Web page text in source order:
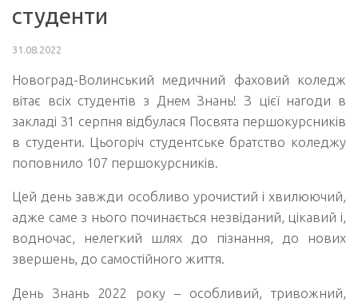
студенти
31.08.2022
Новоград-Волинський медичний фаховий коледж
вітає всіх студентів з Днем Знань! З цієї нагоди в
закладі 31 серпня відбулася Посвята першокурсників
в студенти. Цьогоріч студентське братство коледжу
поповнило 107 першокурсників.
Цей день завжди особливо урочистий і хвилюючий,
адже саме з нього починається незвіданий, цікавий і,
водночас, нелегкий шлях до пізнання, до нових
звершень, до самостійного життя.
День Знань 2022 року – особливий, тривожний,